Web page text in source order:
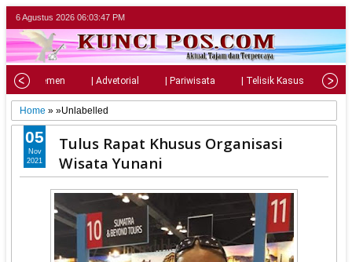
6 Agustus 2026 06:03:49 PM
| Parlemen | Advetorial | Pariwisata | Telisik Kasus |
Home » »Unlabelled
Tulus Rapat Khusus Organisasi
Wisata Yunani
05
Nov
2021